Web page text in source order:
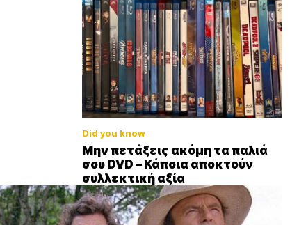
Did you know
Μην πετάξεις ακόμη τα παλιά
σου DVD – Κάποια αποκτούν
συλλεκτική αξία